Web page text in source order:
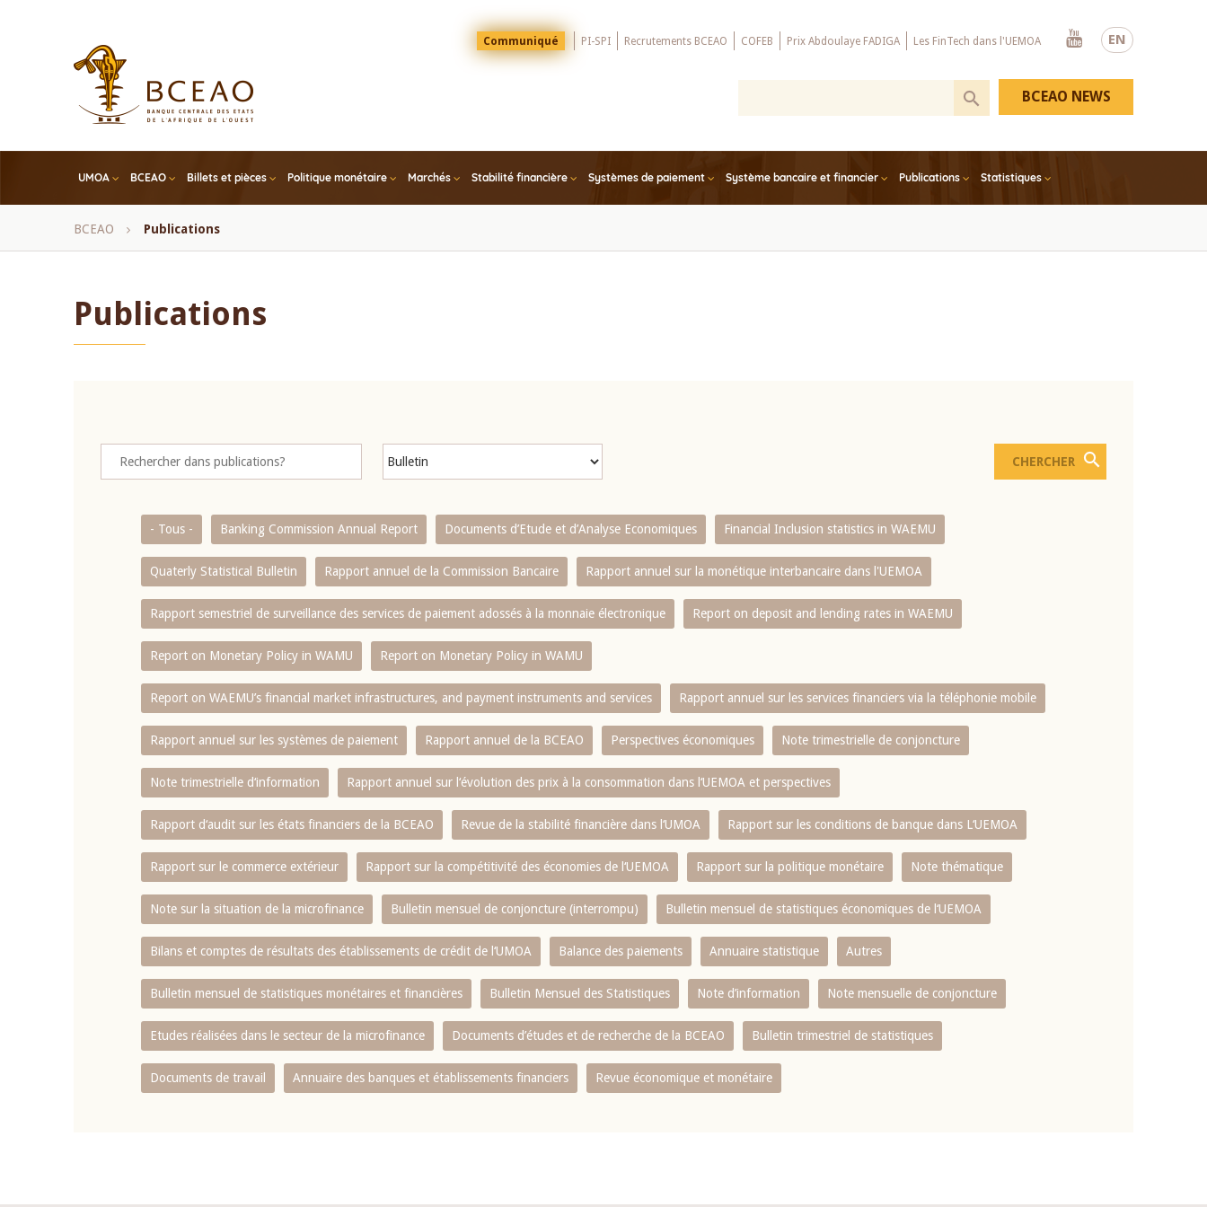
EN
Menu
Top
Communiqué PI-SPI Recrutements BCEAO COFEB Prix Abdoulaye FADIGA Les FinTech dans l'UEMOA
Youtube
UMOA BCEAO Billets et pièces Politique monétaire Marchés Stabilité financière Systèmes de paiement Système bancaire et financier Publications Statistiques
BCEAO NEWS
Fil
BCEAO Publications
Publications
- Tous - Banking Commission Annual Report Documents d’Etude et d’Analyse Economiques Financial Inclusion statistics in WAEMU
Quaterly Statistical Bulletin Rapport annuel de la Commission Bancaire Rapport annuel sur la monétique interbancaire dans l'UEMOA
Rapport semestriel de surveillance des services de paiement adossés à la monnaie électronique Report on deposit and lending rates in WAEMU
Report on Monetary Policy in WAMU Report on Monetary Policy in WAMU
Report on WAEMU’s financial market infrastructures, and payment instruments and services Rapport annuel sur les services financiers via la téléphonie mobile
Rapport annuel sur les systèmes de paiement Rapport annuel de la BCEAO Perspectives économiques Note trimestrielle de conjoncture
Note trimestrielle d‘information Rapport annuel sur l‘évolution des prix à la consommation dans l‘UEMOA et perspectives
Rapport d‘audit sur les états financiers de la BCEAO Revue de la stabilité financière dans l‘UMOA Rapport sur les conditions de banque dans L‘UEMOA
Rapport sur le commerce extérieur Rapport sur la compétitivité des économies de l‘UEMOA Rapport sur la politique monétaire Note thématique
Note sur la situation de la microfinance Bulletin mensuel de conjoncture (interrompu) Bulletin mensuel de statistiques économiques de l‘UEMOA
Bilans et comptes de résultats des établissements de crédit de l‘UMOA Balance des paiements Annuaire statistique Autres
Bulletin mensuel de statistiques monétaires et financières Bulletin Mensuel des Statistiques Note d’information Note mensuelle de conjoncture
Etudes réalisées dans le secteur de la microfinance Documents d’études et de recherche de la BCEAO Bulletin trimestriel de statistiques
Documents de travail Annuaire des banques et établissements financiers Revue économique et monétaire